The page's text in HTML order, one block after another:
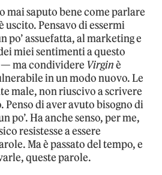
mai saputo bene come parlare
uscito. Pensavo di essermi
po’ assuefatta, al marketing e
miei sentimenti a questo
ma condividere Virginè
in un modo nuovo. Le
male, non riuscivo a scrivere
Penso di aver avuto bisogno di
po’. Ha anche senso, per me,
resistesse a essere
Ma è passato del tempo, e
queste parole.